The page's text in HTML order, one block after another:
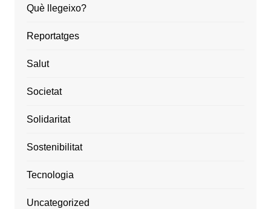
Què llegeixo?
Reportatges
Salut
Societat
Solidaritat
Sostenibilitat
Tecnologia
Uncategorized